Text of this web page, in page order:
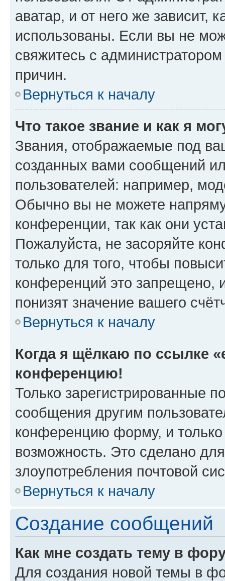
аватар, и от него же зависит,
использованы. Если вы не
свяжитесь с
причин.
Вернуться к началу
Что такое звание и как я
Звания, отображаемые под
созданных вами сообщений
пользователей: например,
Обычно вы не можете
конференции, так как они
Пожалуйста, не засоряйте
только для того, чтобы
конференций это запрещено,
понизят значение вашего
Вернуться к началу
Когда я щёлкаю по ссылке
конференцию!
Только зарегистрированные
сообщения другим
конференцию форму, и
возможность. Это сделано
злоупотребления почтовой
Вернуться к началу
Создание сообщений
Как мне создать тему в
Для создания новой темы в